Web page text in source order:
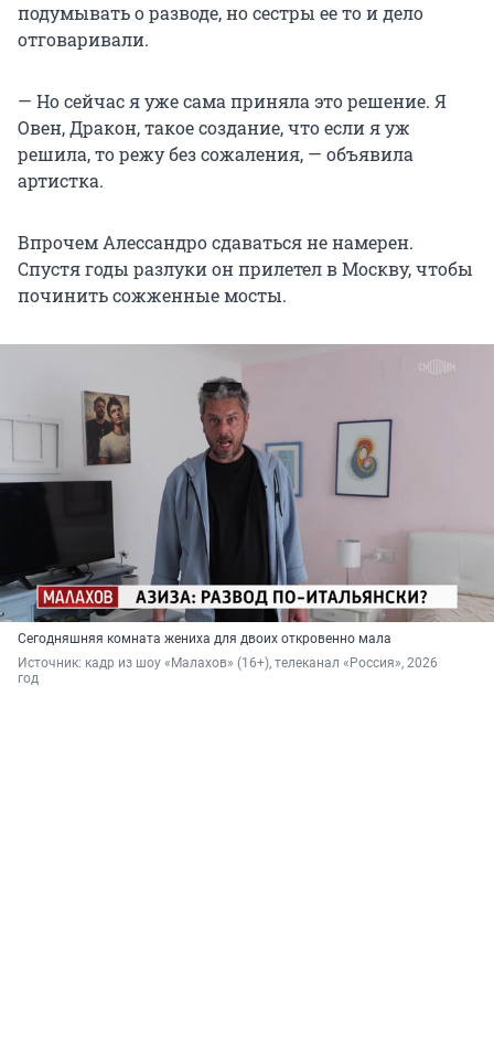
подумывать о разводе, но сестры ее то и дело
отговаривали.
— Но сейчас я уже сама приняла это решение. Я
Овен, Дракон, такое создание, что если я уж
решила, то режу без сожаления, — объявила
артистка.
Впрочем Алессандро сдаваться не намерен.
Спустя годы разлуки он прилетел в Москву, чтобы
починить сожженные мосты.
Сегодняшняя комната жениха для двоих откровенно мала
Источник: кадр из шоу «Малахов» (16+), телеканал «Россия», 2026
год